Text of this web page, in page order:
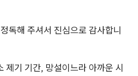
독해 주셔서 진심으로 감사합니
제기 기간, 망설이느라 아까운 시